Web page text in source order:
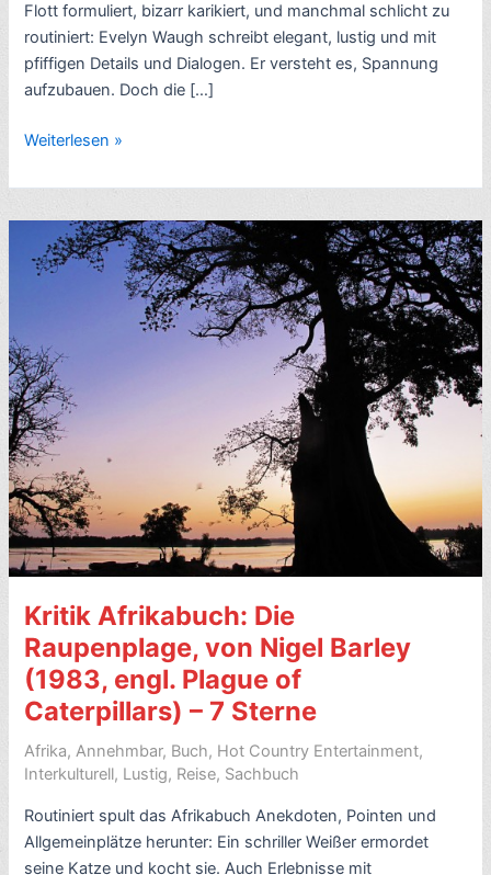
Flott formuliert, bizarr karikiert, und manchmal schlicht zu
routiniert: Evelyn Waugh schreibt elegant, lustig und mit
pfiffigen Details und Dialogen. Er versteht es, Spannung
aufzubauen. Doch die […]
Lese-
Scoop,
von
Evelyn
Waugh
6/10
Weiterlesen »
Kritik Afrikabuch: Die
Raupenplage, von Nigel Barley
(1983, engl. Plague of
Caterpillars) – 7 Sterne
Afrika,Annehmbar, Buch, Hot Country Entertainment,
Interkulturell, Lustig, Reise, Sachbuch
Routiniert spult das Afrikabuch Anekdoten, Pointen und
Allgemeinplätze herunter: Ein schriller Weißer ermordet
seine Katze und kocht sie. Auch Erlebnisse mit